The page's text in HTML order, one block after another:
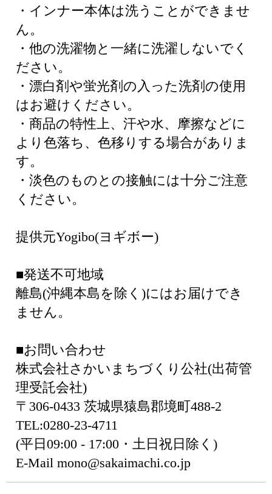
・インナー本体は洗うことができませ
ん。
・他の洗濯物と一緒に洗濯しないでく
ださい。
・漂白剤や蛍光剤の入った洗剤の使用
はお避けください。
・商品の特性上、汗や水、摩擦などに
より色落ち、色移りする場合がありま
す。
・淡色のものとの接触には十分ご注意
ください。
提供元Yogibo(ヨギボー)
■発送不可地域
離島(沖縄本島を除く)にはお届けでき
ません。
■お問い合わせ
株式会社さかいまちづくり公社(出荷管
理受託会社)
〒306-0433 茨城県猿島郡境町488-2
TEL:0280-23-4711
(平日09:00 - 17:00・土日祝日除く)
E-Mail mono@sakaimachi.co.jp